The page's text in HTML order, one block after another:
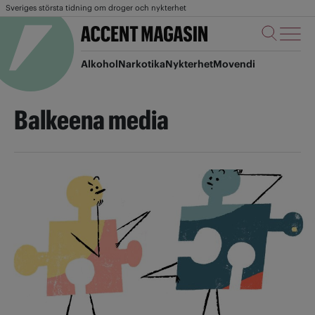
Sveriges största tidning om droger och nykterhet
AlkoholNarkotikaNykterhetMovendi
Balkeena media